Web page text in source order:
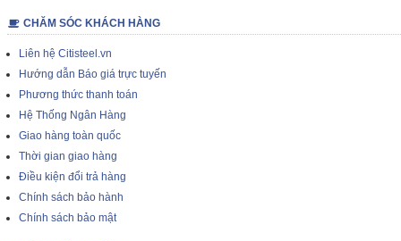
CHĂM SÓC KHÁCH HÀNG
Liên hệ Citisteel.vn
Hướng dẫn Báo giá trực tuyến
Phương thức thanh toán
Hệ Thống Ngân Hàng
Giao hàng toàn quốc
Thời gian giao hàng
Điều kiện đổi trả hàng
Chính sách bảo hành
Chính sách bảo mật